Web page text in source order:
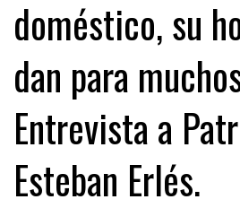
doméstico, su
dan para
Entrevista a
Esteban Erlés.